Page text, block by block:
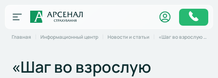
Главная Информационный центр Новости и статьи «Шаг во взрослую жизнь» для подростков с тяжелым детством при поддержке СК «Арсенал Страхование»
«Шаг во взрослую